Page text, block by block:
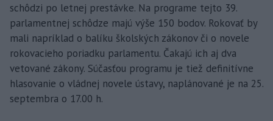
schôdzi po letnej prestávke. Na programe tejto 39.
parlamentnej schôdze majú výše 150 bodov. Rokovať by
mali napríklad o balíku školských zákonov či o novele
rokovacieho poriadku parlamentu. Čakajú ich aj dva
vetované zákony. Súčasťou programu je tiež definitívne
hlasovanie o vládnej novele ústavy, naplánované je na 25.
septembra o 17.00 h.